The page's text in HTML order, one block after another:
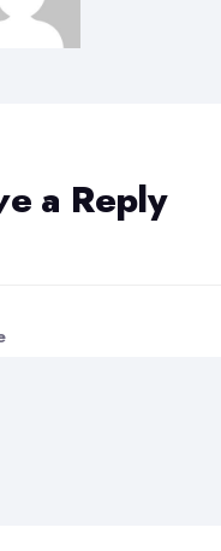
a Reply